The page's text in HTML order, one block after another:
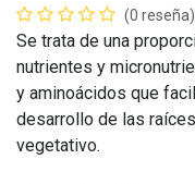
(0 reseña)
Se trata de una
nutrientes y
y aminoácidos que
desarrollo de las
vegetativo.